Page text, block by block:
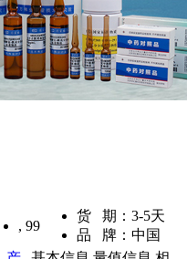
货 期： 3-5天
品 牌： 中国
, 99